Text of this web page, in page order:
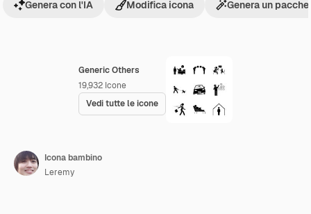
Generic Others
19,932 Icone
Vedi tutte le icone
Genera con l'IA Modifica icona Genera un
Icona bambino
Leremy